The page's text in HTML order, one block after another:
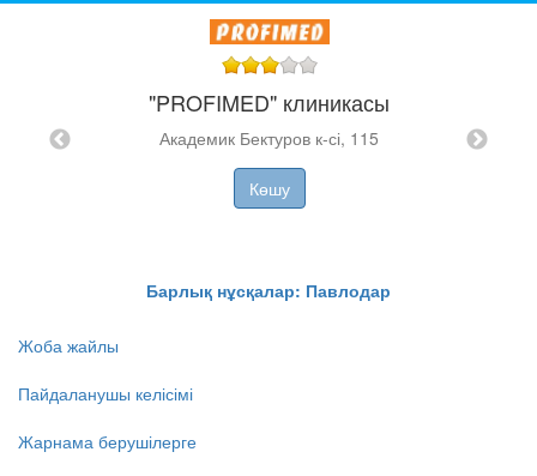
"PROFIMED" клиникасы
Академик Бектуров к-сі, 115
Көшу
Барлық нұсқалар: Павлодар
Жоба жайлы
Пайдаланушы келісімі
Жарнама берушілерге